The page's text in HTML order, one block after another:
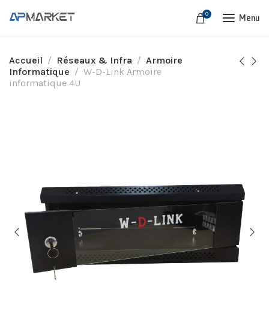
0 Menu
Accueil Réseaux & Infra
Armoire
Informatique
W-D-Link Armoire
informatique 4U